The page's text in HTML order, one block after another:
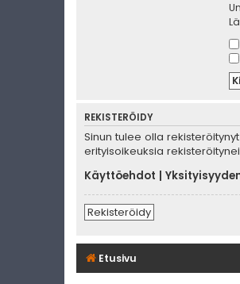
REKISTERÖIDY
Sinun tulee olla
erityisoikeuksia
Käyttöehdot
Rekisteröidy
Etusivu